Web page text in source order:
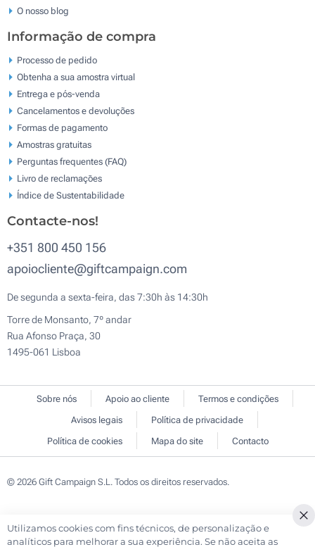
O nosso blog
Informação de compra
Processo de pedido
Obtenha a sua amostra virtual
Entrega e pós-venda
Cancelamentos e devoluções
Formas de pagamento
Amostras gratuitas
Perguntas frequentes (FAQ)
Livro de reclamaçōes
Índice de Sustentabilidade
Contacte-nos!
+351 800 450 156
apoiocliente@giftcampaign.com
De segunda a sexta-feira, das 7:30h às 14:30h
Torre de Monsanto, 7º andar
Rua Afonso Praça, 30
1495-061 Lisboa
Sobre nós Apoio ao cliente
Termos e condições
Avisos legais
Política de privacidade
Política de cookies
Mapa do site Contacto
© 2026 Gift Campaign S.L. Todos os direitos reservados.
Utilizamos cookies com fins técnicos, de personalização e
analíticos para melhorar a sua experiência. Se não aceita as